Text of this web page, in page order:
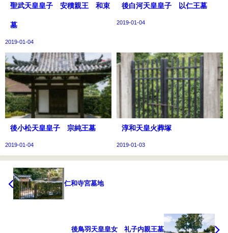
聖武天皇皇子 安積親王 和束
墓
2019-01-04
後白河天皇皇子 以仁王墓
2019-01-04
後小松天皇皇子 宗純王墓
2019-01-04
淳和天皇火葬塚
2019-01-03
仁和寺宮墓地
後鳥羽天皇皇女 礼子内親王墓